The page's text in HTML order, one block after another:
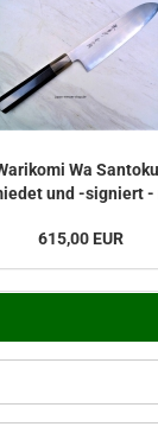
Wa
und -signiert
615,00 EUR